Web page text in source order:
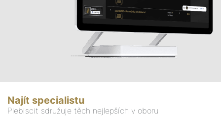
Najít specialistu
Plebiscit sdružuje těch nejlepších v oboru